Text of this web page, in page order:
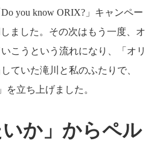
you know ORIX?」キャンペー
ました。その次はもう一度、オ
こうという流れになり、「オリ
ていた滝川と私のふたりで、
を立ち上げました。
いか」からペル